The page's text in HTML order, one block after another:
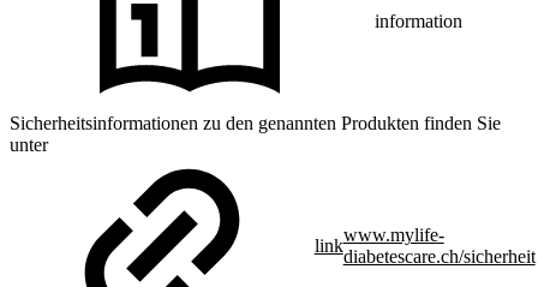
information
Sicherheitsinformationen zu den genannten Produkten finden Sie
unter
link
www.mylife-
diabetescare.ch/sicherheit